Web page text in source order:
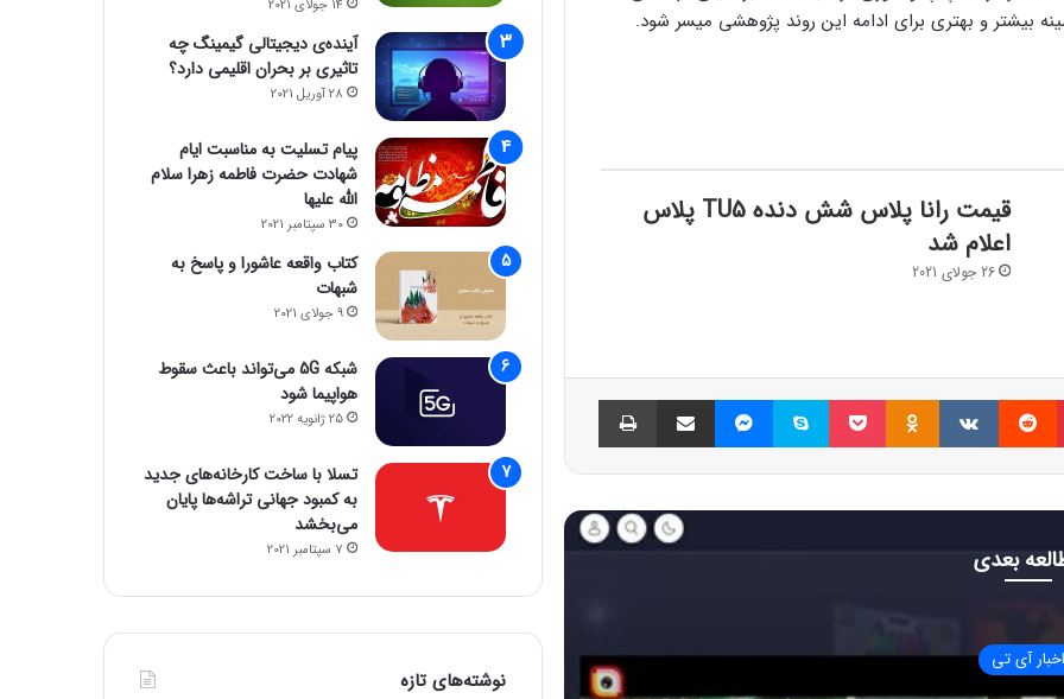
بیشتر و بهتری برای ادامه این روند پژوهشی میسر شود.
قیمت رانا پلاس شش دنده TU5 پلاس
اعلام شد
26 جولای 2021
پینتریست Reddit
VKontakte
Odnoklassniki پاکت اسکایپ مسنجر اشتراک گذاری با ایمیل
بعدی
14 جولای 2021
آینده‌ی دیجیتالی گیمینگ چه
تاثیری بر بحران اقلیمی دارد؟
28 آوریل 2021
پیام تسلیت به مناسبت ایام
شهادت حضرت فاطمه زهرا سلام
الله علیها
30 سپتامبر 2021
کتاب واقعه عاشورا و پاسخ به
شبهات
9 جولای 2021
شبکه 5G می‌تواند باعث سقوط
هواپیما شود
25 ژانویه 2022
تسلا با ساخت کارخانه‌های جدید
به کمبود جهانی تراشه‌ها پایان
می‌بخشد
7 سپتامبر 2021
نوشته‌های تازه